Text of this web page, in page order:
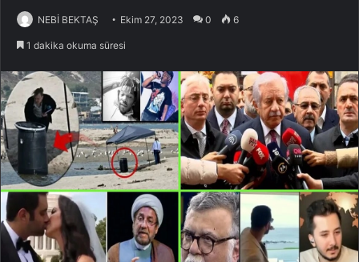
NEBİ BEKTAŞ Ekim 27, 2023 0 6
1 dakika okuma süresi